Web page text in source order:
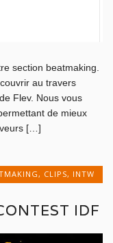
section beatmaking.
au travers
Flev. Nous vous
de mieux
[…]
, CLIPS, INTW
IDF